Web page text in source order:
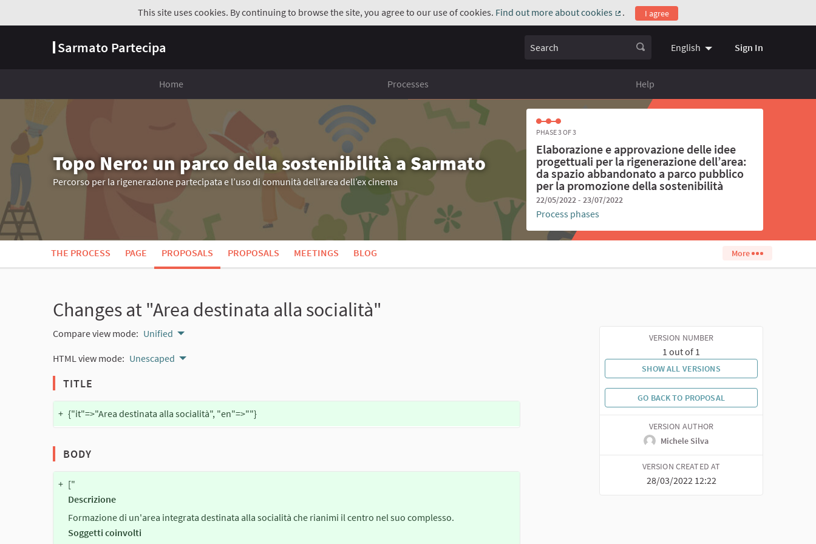
This site uses cookies. By continuing to browse the site, you agree to our use of cookies. Find out more about cookies
(External link)
. I agree
Sarmato Partecipa Search English Choose language
Sign In
Home Processes Help
Topo Nero: un parco della sostenibilità a Sarmato
Percorso per la rigenerazione partecipata e l’uso di comunità dell’area dell’ex cinema
PHASE 3 OF 3
Elaborazione e approvazione delle idee
progettuali per la rigenerazione dell’area:
da spazio abbandonato a parco pubblico
per la promozione della sostenibilità
22/05/2022 - 23/07/2022
Process phases
THE PROCESS PAGE PROPOSALS PROPOSALS MEETINGS BLOG More
Changes at "Area destinata alla socialità"
Compare view mode: Unified
HTML view mode: Unescaped
TITLE
+ {"it"=>"Area destinata alla socialità", "en"=>""}
BODY
+ ["
Descrizione
Formazione di un'area integrata destinata alla socialità che rianimi il centro nel suo complesso.
Soggetti coinvolti
VERSION NUMBER
1 out of 1
SHOW ALL VERSIONS
GO BACK TO PROPOSAL
VERSION AUTHOR
Michele Silva
VERSION CREATED AT
28/03/2022 12:22